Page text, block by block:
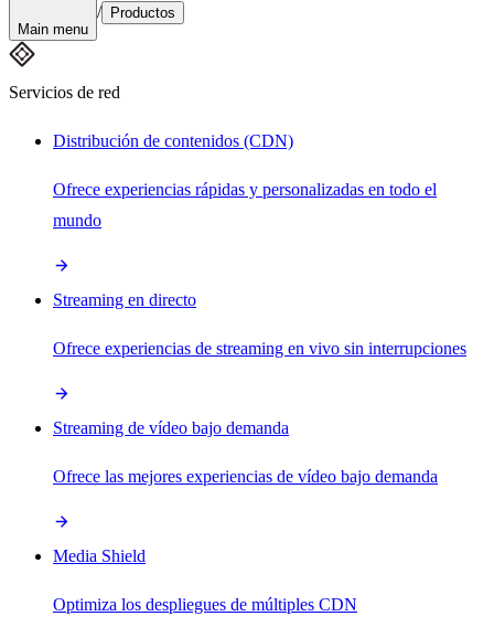
Main menu
/ Productos
Servicios de red
Distribución de contenidos (CDN)
Ofrece experiencias rápidas y personalizadas en todo el
mundo
Streaming en directo
Ofrece experiencias de streaming en vivo sin interrupciones
Streaming de vídeo bajo demanda
Ofrece las mejores experiencias de vídeo bajo demanda
Media Shield
Optimiza los despliegues de múltiples CDN